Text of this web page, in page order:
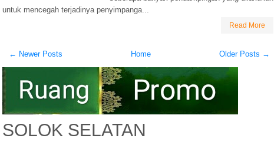
untuk mencegah terjadinya penyimpanga...
Read More
← Newer Posts Older Posts →
Home
SOLOK SELATAN